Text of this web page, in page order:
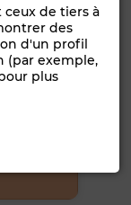
ceux de tiers à
des
d'un profil
(par exemple,
plus